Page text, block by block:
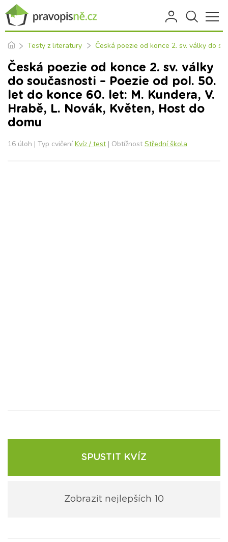
Testy z literatury Česká poezie od konce 2. sv. války do
Česká poezie od konce 2. sv. války
do současnosti – Poezie od pol. 50.
let do konce 60. let: M. Kundera, V.
Hrabě, L. Novák, Květen, Host do
domu
16 úloh | Typ cvičeníKvíz / test| ObtížnostStřední škola
SPUSTIT KVÍZ
Zobrazit nejlepších 10